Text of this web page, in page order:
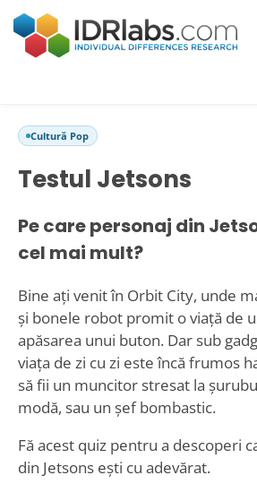
Cultură Pop
Testul Jetsons
Pe care personaj din
cel mai mult?
Bine ați venit în Orbit City, unde
și bonele robot promit o viață de
apăsarea unui buton. Dar sub
viața de zi cu zi este încă frumos
să fii un muncitor stresat la
modă, sau un șef bombastic.
Fă acest quiz pentru a descoperi
din Jetsons ești cu adevărat.